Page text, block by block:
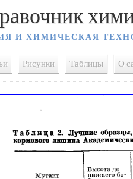
И ХИМИЧЕСКАЯ
Рисунки Таблицы О